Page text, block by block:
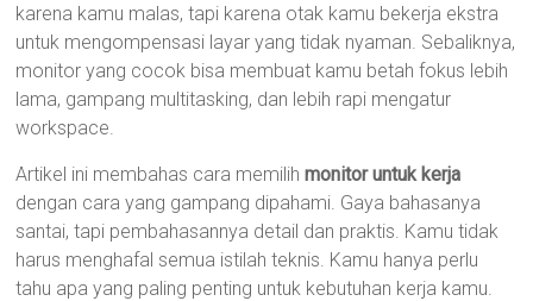
karena kamu malas, tapi karena otak kamu bekerja ekstra
untuk mengompensasi layar yang tidak nyaman. Sebaliknya,
monitor yang cocok bisa membuat kamu betah fokus lebih
lama, gampang multitasking, dan lebih rapi mengatur
workspace.
Artikel ini membahas cara memilihmonitor untuk kerja
dengan cara yang gampang dipahami. Gaya bahasanya
santai, tapi pembahasannya detail dan praktis. Kamu tidak
harus menghafal semua istilah teknis. Kamu hanya perlu
tahu apa yang paling penting untuk kebutuhan kerja kamu.